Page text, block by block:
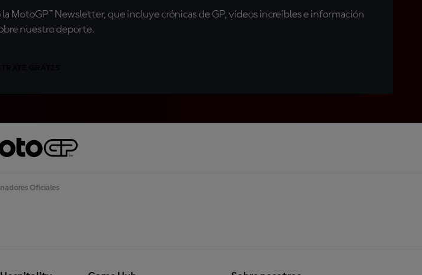
MotoGP™ Newsletter, que incluye crónicas de GP, vídeos increíbles e información
nuestro deporte.
Oficiales